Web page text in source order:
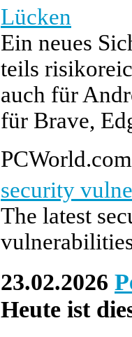
Lücken
Ein neues
teils
auch für
für Brave,
PCWorld.com
security
The latest
23.02.2026
Heute ist